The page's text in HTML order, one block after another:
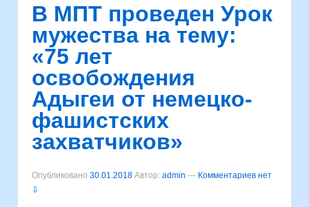
В МПТ проведен Урок
мужества на тему:
«75 лет
освобождения
Адыгеи от немецко-
фашистских
захватчиков»
Опубликовано 30.01.2018 Автор: admin — Комментариев нет
⇩